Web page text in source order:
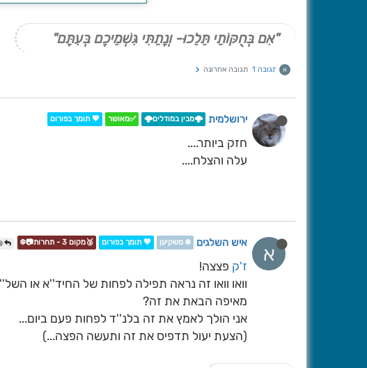
"אִם בְּחֻקּוֹתַי תֵּלֵכוּ- וְנָתַתִּי גִּשְׁמֵיכֶם בְּעִתָּם"
א תגובה 1 תגובה אחרונה
ירושלמית 🌩️מבין במודלים🌩️ ✅מאושר 💖 תומך בפורום
חזק ביותר....
עלה והצלח....
א איש השלגים ❄️ משקיען 💖 תומך בפורום 🥉מקום 3 - תחרות📷❄️
ז'ק פצצה!
וואו וואו זה נראה תפילה לפחות של החיד''א או
מאיפה הבאת את זה?
אני הולך לאמץ את זה בלנ''ד לפחות פעם ביום...
(הצעת יעול תדפיס את זה ותעשה הפצה...)